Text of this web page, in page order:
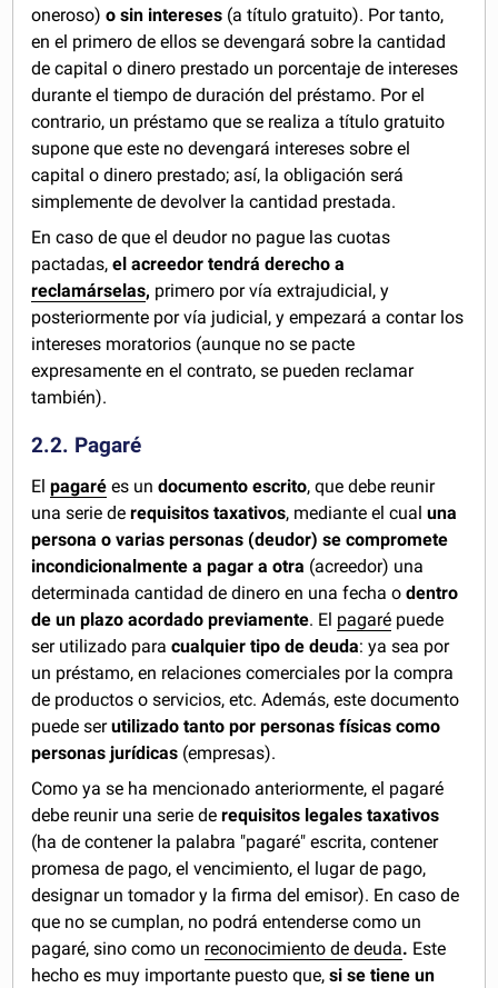
oneroso)o sin intereses (a título gratuito). Por tanto,
en el primero de ellos se devengará sobre la cantidad
de capital o dinero prestado un porcentaje de intereses
durante el tiempo de duración del préstamo. Por el
contrario, un préstamo que se realiza a título gratuito
supone que este no devengará intereses sobre el
capital o dinero prestado; así, la obligación será
simplemente de devolver la cantidad prestada.
En caso de que el deudor no pague las cuotas
pactadas, el acreedor tendrá derecho a
reclamárselas, primero por vía extrajudicial, y
posteriormente por vía judicial, y empezará a contar los
intereses moratorios (aunque no se pacte
expresamente en el contrato, se pueden reclamar
también).
2.2. Pagaré
Elpagaré es undocumento escrito, que debe reunir
una serie derequisitos taxativos, mediante el cualuna
persona o varias personas (deudor) se compromete
incondicionalmente a pagar a otra (acreedor) una
determinada cantidad de dinero en una fecha odentro
de un plazo acordado previamente. El pagaré puede
ser utilizado paracualquier tipo de deuda: ya sea por
un préstamo, en relaciones comerciales por la compra
de productos o servicios, etc. Además, este documento
puede serutilizado tanto por personas físicas como
personas jurídicas (empresas).
Como ya se ha mencionado anteriormente, el pagaré
debe reunir una serie derequisitos legales taxativos
(ha de contener la palabra "pagaré" escrita, contener
promesa de pago, el vencimiento, el lugar de pago,
designar un tomador y la firma del emisor). En caso de
que no se cumplan, no podrá entenderse como un
pagaré, sino como un reconocimiento de deuda. Este
hecho es muy importante puesto que,si se tiene un